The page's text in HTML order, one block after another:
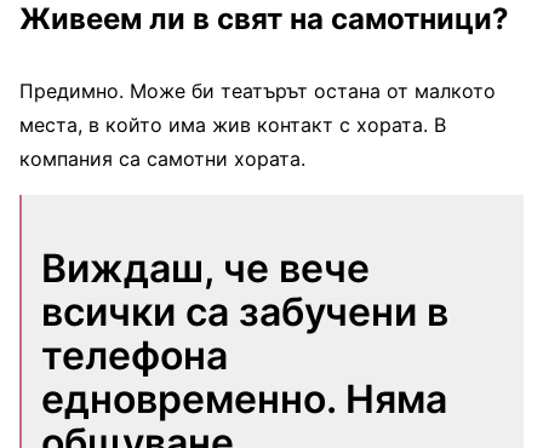
Живеем ли в свят на самотници?
Предимно. Може би театърът остана от малкото
места, в който има жив контакт с хората. В
компания са самотни хората.
Виждаш, че вече
всички са забучени в
телефона
едновременно. Няма